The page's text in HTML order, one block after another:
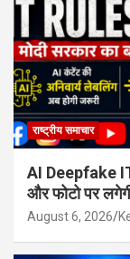
राष्ट्रीय समाचार
AI Deepfake
और फोटो पर
August 6, 2026